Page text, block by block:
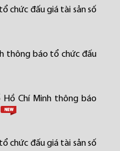
chức đấu giá tài sản số
thông báo tổ chức đấu
Hồ Chí Minh thông báo
chức đấu giá tài sản số